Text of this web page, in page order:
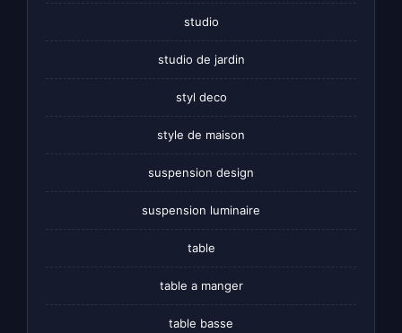
studio
studio de jardin
styl deco
style de maison
suspension design
suspension luminaire
table
table a manger
table basse